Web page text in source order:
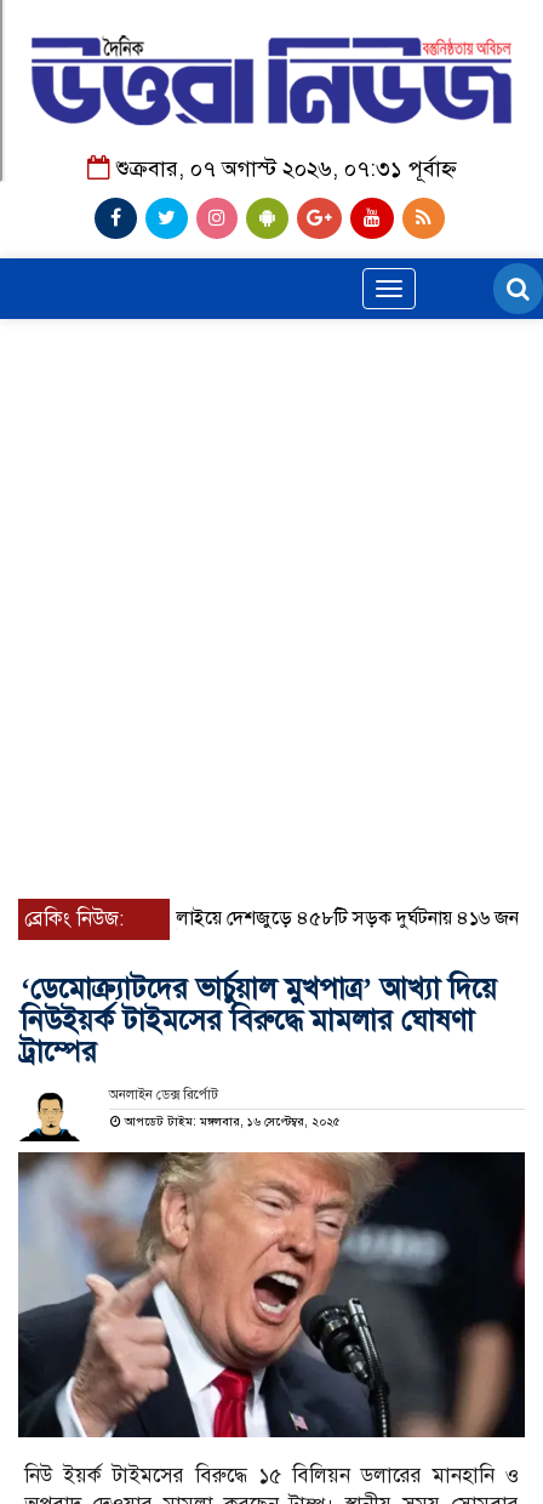
শুক্রবার, ০৭ অগাস্ট ২০২৬, ০৭:৩১ পূর্বাহ্ন
Toggle
navigation
ব্রেকিং নিউজ:জুলাইয়ে দেশজুড়ে ৪৫৮টি সড়ক দুর্ঘটনায় ৪১৬ জন নিহত
‘ডেমোক্র্যাটদের ভার্চুয়াল মুখপাত্র’ আখ্যা দিয়ে
নিউইয়র্ক টাইমসের বিরুদ্ধে মামলার ঘোষণা
ট্রাম্পের
অনলাইন ডেক্স রির্পোট
আপডেট টাইম: মঙ্গলবার, ১৬ সেপ্টেম্বর, ২০২৫
নিউ ইয়র্ক টাইমসের বিরুদ্ধে ১৫ বিলিয়ন ডলারের মানহানি ও